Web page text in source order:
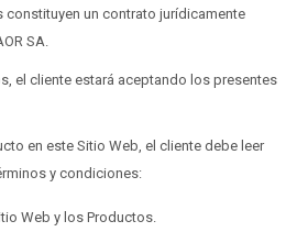
un contrato jurídicamente
SA.
el cliente estará aceptando los presentes
en este Sitio Web, el cliente debe leer
y condiciones:
Web y los Productos.